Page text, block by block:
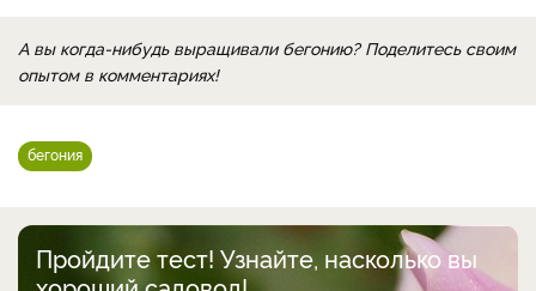
А вы когда-нибудь выращивали бегонию? Поделитесь своим
опытом в комментариях!
бегония
Пройдите тест! Узнайте, насколько вы